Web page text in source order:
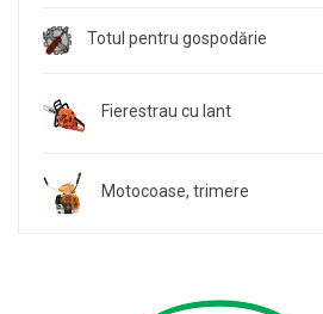
Totul pentru gospodărie
Fierestrau cu lant
Motocoase, trimere